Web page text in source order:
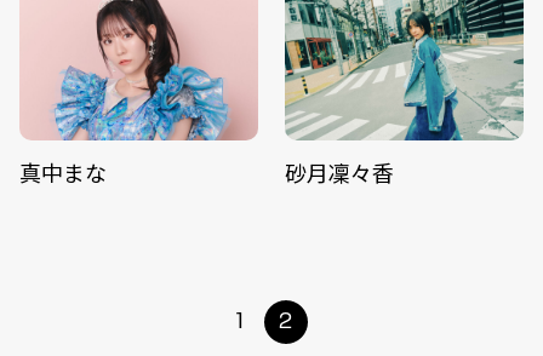
真中まな 砂月凜々香
1 2